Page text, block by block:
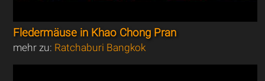
Fledermäuse in Khao Chong Pran
mehr zu: Ratchaburi Bangkok